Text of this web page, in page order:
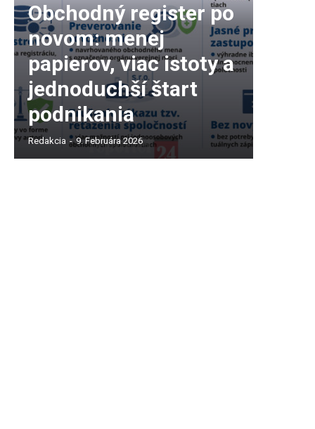
Obchodný register po
novom: menej
papierov, viac istoty a
jednoduchší štart
podnikania
Redakcia - 9. Februára 2026